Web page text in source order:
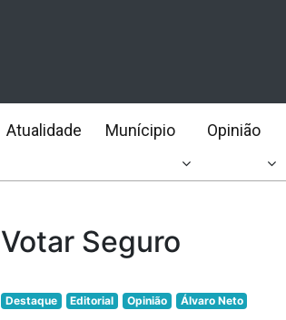
Atualidade Munícipio Opinião
Votar Seguro
Destaque Editorial Opinião Álvaro Neto